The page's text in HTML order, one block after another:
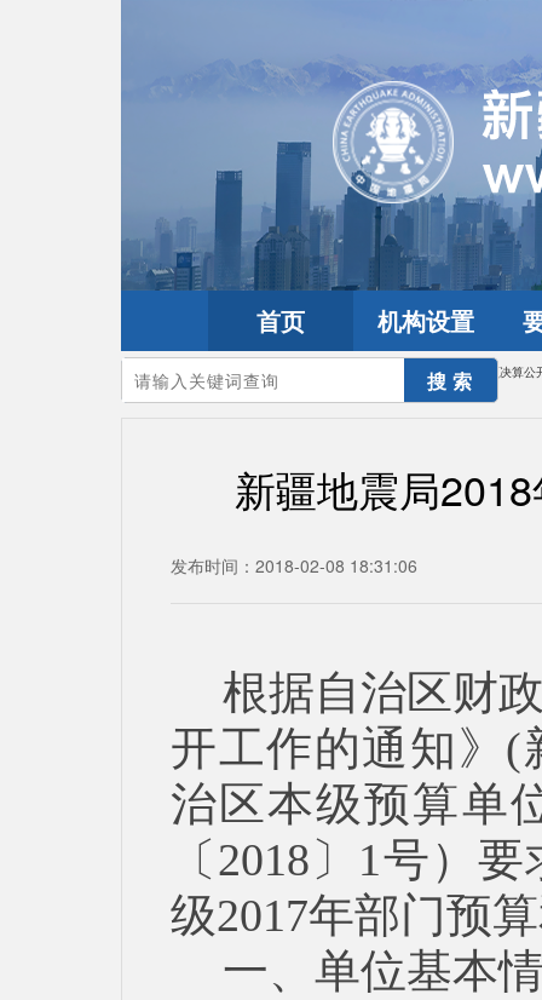
首页 机构设置
您的当前位置：首页>政务公开 部门预决算公开> 预决算
新疆地震局
发布时间：2018-02-08 18:31:06
根据自治区财
开工作的通知》(
治区本级预算单
〔2018〕1号）
级2017年部门预
一、单位基本